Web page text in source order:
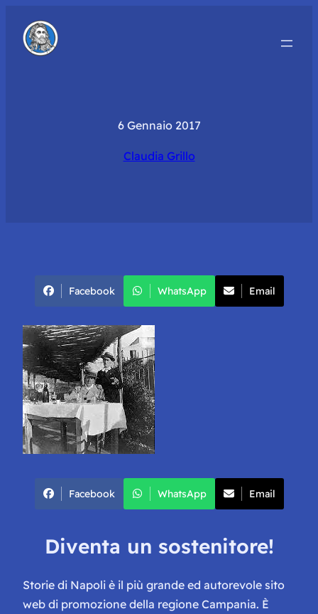
6 Gennaio 2017
Claudia Grillo
Facebook WhatsApp Email
Facebook WhatsApp Email
Diventa un sostenitore!
Storie di Napoli è il più grande ed autorevole sito
web di promozione della regione Campania. È